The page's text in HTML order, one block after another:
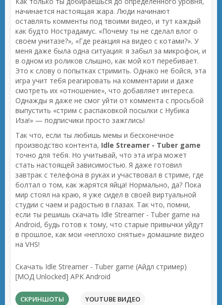
начинается настоящая жара. Люди начинают
оставлять комменты под твоими видео, и тут каждый
как будто Нострадамус. «Почему ты не сделал влог о
своем унитазе?», «Где реакция на видео с котами?». У
меня даже была одна ситуация: я забыл за микрофон, и
в одном из роликов слышно, как мой кот перебивает.
Это к слову о попытках стримить. Однако не бойся, эта
игра учит тебя реагировать на комментарии и даже
смотреть их «отношение», что добавляет интереса.
Однажды я даже не смог уйти от коммента с просьбой
выпустить «стрим с распаковкой посылки с Нубика
Иза!» — подписчики просто зажглись!
Так что, если ты любишь мемы и бесконечное
производство контента, Idle Streamer - Tuber game
точно для тебя. Но учитывай, что эта игра может
стать настоящей зависимостью. Я даже готовил
завтрак с телефона в руках и участвовал в стриме, где
болтал о том, как жарятся яйца! Нормально, да? Пока
мир стоял на краю, я уже сидел в своей виртуальной
студии с чаем и радостью в глазах. Так что, помни,
если ты решишь скачать Idle Streamer - Tuber game на
Android, будь готов к тому, что старые привычки уйдут
в прошлое, как мои «неплохо снятые» домашние видео
на VHS!
Скачать Idle Streamer - Tuber game (Айдл стример)
[МОД Unlocked] APK Android
СКРИНШОТЫ YOUTUBE ВИДЕО